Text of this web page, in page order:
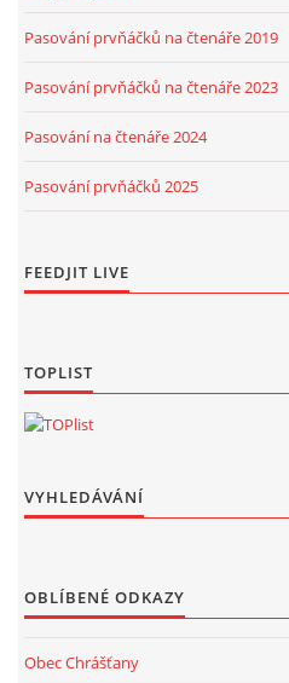
Pasování prvňáčků na čtenáře 2019
Pasování prvňáčků na čtenáře 2023
Pasování na čtenáře 2024
Pasování prvňáčků 2025
FEEDJIT LIVE
TOPLIST
VYHLEDÁVÁNÍ
OBLÍBENÉ ODKAZY
Obec Chrášťany